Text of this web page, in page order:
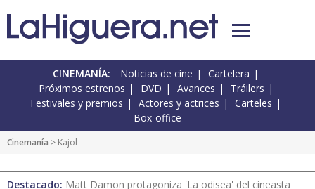
CINEMANÍA: Noticias de cine
Cartelera
Próximos estrenos
DVD Avances
Tráilers
Festivales y premios
Actores y actrices
Carteles
Box-office
Cinemanía > Kajol
Destacado: Matt Damon protagoniza 'La odisea' del cineasta